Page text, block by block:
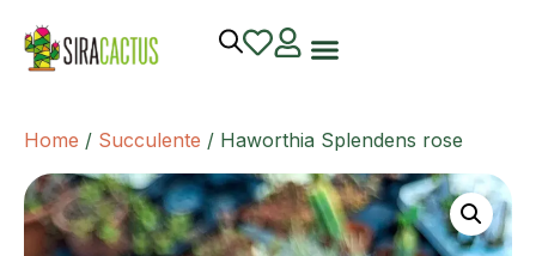
Home / Succulente / Haworthia Splendens rose